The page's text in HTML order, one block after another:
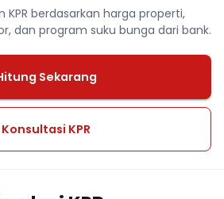
berdasarkan harga properti,
dan program suku bunga dari bank.
Sekarang
Konsultasi KPR